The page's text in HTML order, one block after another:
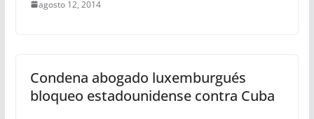
agosto 12, 2014
Condena abogado luxemburgués
bloqueo estadounidense contra Cuba